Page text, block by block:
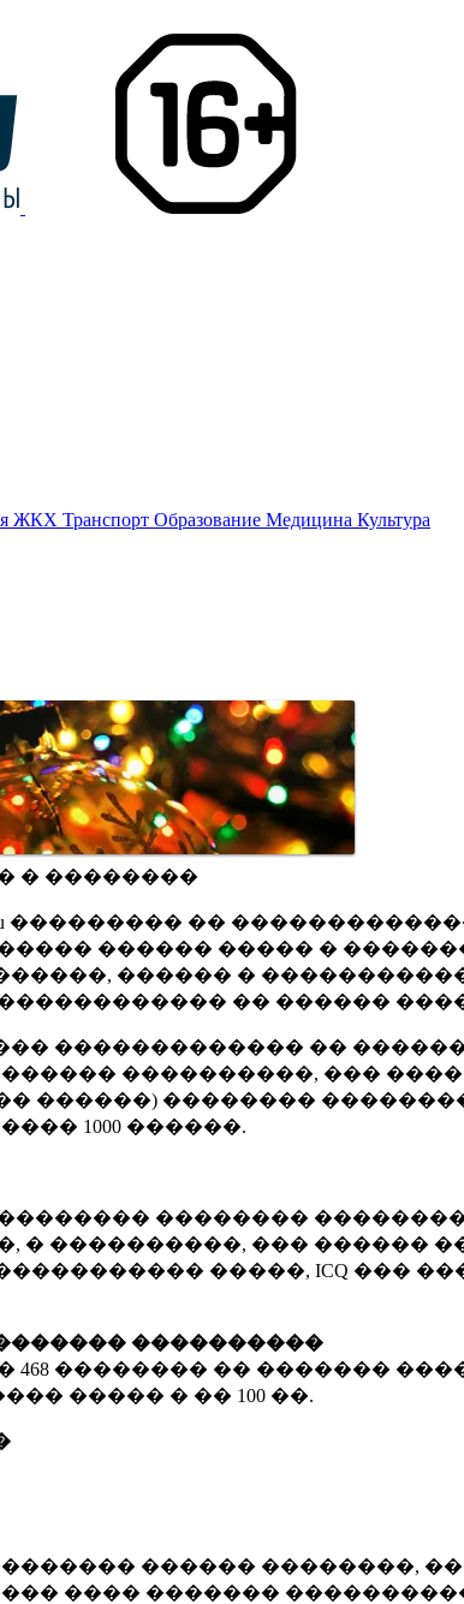
ЖКХ Транспорт Образование Медицина Культура
� ��������
��������� ��
������ ����� �
������ �
�� ������
������������� ��
����������, ���
������) ��������
1000 ������.
��������
� ����������, ��� ������
�����, ICQ ���
����������
468 �������� �� �������
����� � �� 100 ��.
������ ��������,
���� �������